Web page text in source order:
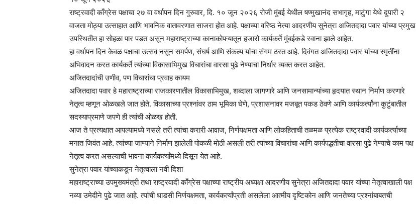
राष्ट्रवादी काँग्रेस पक्षाचा २७ वा वर्धापन दिन गुरुवार, दि. १० जून २०२६ रोजी मुंबई येथील षण्मुखानंद सभागृह, माटुंगा येथे दुपारी २
वाजता मोठ्या उत्साहात आणि भावनिक वातावरणात साजरा होत आहे. पक्षाच्या वरिष्ठ नेत्या आदरणीय सुनेत्रा अजितदादा पवार यांच्या प्रमुख
उपस्थितीत हा सोहळा पार पडत असून महाराष्ट्राच्या कानाकोपऱ्यातून हजारो कार्यकर्ते मुंबईकडे रवाना झाले आहेत.
हा वर्धापन दिन केवळ पक्षाचा उत्सव नसून समर्पण, संघर्ष आणि संकल्प यांचा संगम ठरत आहे. दिवंगत अजितदादा पवार यांच्या स्मृतींना
अभिवादन करत कार्यकर्ते त्यांच्या विकासाभिमुख विचारांचा वारसा पुढे नेण्याचा निर्धार व्यक्त करत आहेत.
अजितदादांची उणीव, पण विचारांचा प्रवाह कायम
अजितदादा पवार हे महाराष्ट्राच्या राजकारणातील विकासाभिमुख, शब्दाला जागणारे आणि जनसामान्यांच्या हृदयात स्थान निर्माण करणारे
नेतृत्व म्हणून ओळखले जात होते. विकासाच्या प्रश्नांवर ठाम भूमिका घेणे, प्रशासनावर मजबूत पकड ठेवणे आणि कार्यकर्त्यांना कुटुंबातील
सदस्याप्रमाणे जपणे ही त्यांची ओळख होती.
आज ते प्रत्यक्षात आपल्यामध्ये नसले तरी त्यांचा करारी आवाज, निर्णयक्षमता आणि लोकहिताची तळमळ प्रत्येक राष्ट्रवादी कार्यकर्त्याच्या
मनात जिवंत आहे. त्यांच्या जाण्याने निर्माण झालेली पोकळी मोठी असली तरी त्यांच्या विचारांचा आणि कार्यपद्धतीचा वारसा पुढे नेण्याचे काम पक्ष
नेतृत्व करत असल्याची भावना कार्यकर्त्यांमध्ये दिसून येत आहे.
सुनेत्रा पवार यांच्याकडून नेतृत्वाला नवी दिशा
महाराष्ट्राच्या उपमुख्यमंत्री तथा राष्ट्रवादी काँग्रेस पक्षाच्या राष्ट्रीय अध्यक्षा आदरणीय सुनेत्रा अजितदादा पवार यांच्या नेतृत्वाखाली पक्ष
नव्या उमेदीने पुढे जात आहे. त्यांची धाडसी निर्णयक्षमता, कार्यकर्त्यांप्रती असलेला आत्मीय दृष्टिकोन आणि जनतेच्या प्रश्नांबाबतची